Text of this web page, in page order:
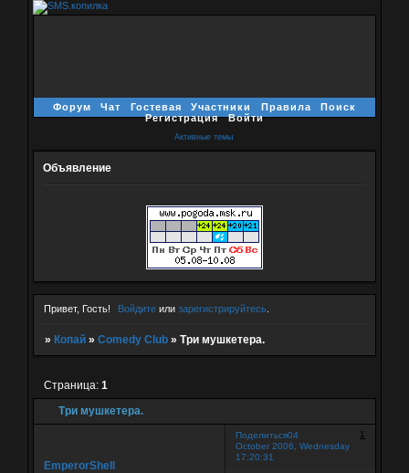
Форум Чат Гостевая Участники Правила
Поиск
Регистрация
Войти
Активные темы
Объявление
Привет, Гость! Войдите илизарегистрируйтесь
» Копай » Comedy Club » Три мушкетера.
Три мушкетера.
Страница: 1
Поделиться 1
04
October 2006, Wednesday
17:20:31
EmperorShell